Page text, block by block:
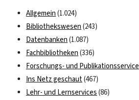
Allgemein (1.024)
Bibliothekswesen (243)
Datenbanken (1.087)
Fachbibliotheken (336)
Forschungs- und Publikationsservice
Ins Netz geschaut(467)
Lehr- und Lernservices (86)